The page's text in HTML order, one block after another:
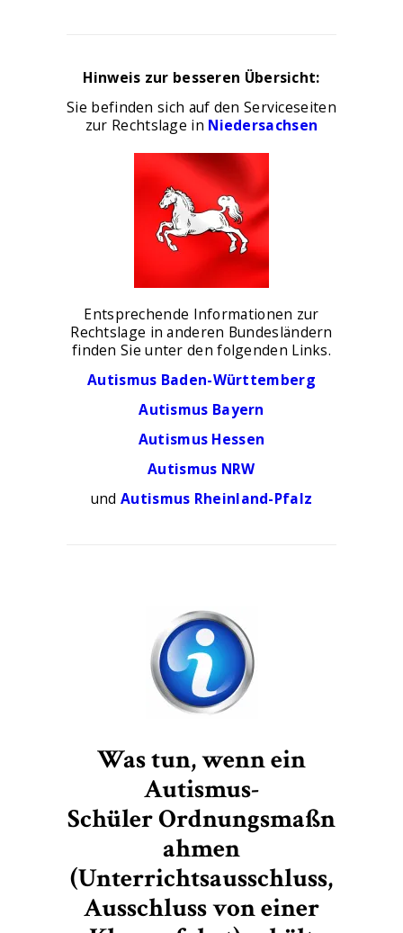
Hinweis zur besseren Übersicht:
Sie befinden sich auf den Serviceseiten
zur Rechtslage in Niedersachsen
Entsprechende Informationen zur
Rechtslage in anderen Bundesländern
finden Sie unter den folgenden Links.
Autismus Baden-Württemberg
Autismus Bayern
Autismus Hessen
Autismus NRW
und Autismus Rheinland-Pfalz
Was tun, wenn ein
Autismus-
Schüler Ordnungsmaßn
ahmen
(Unterrichtsausschluss,
Ausschluss von einer